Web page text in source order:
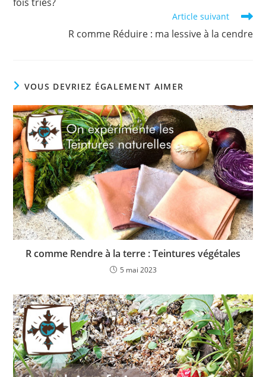
Article suivant
R comme Réduire : ma lessive à la cendre
VOUS DEVRIEZ ÉGALEMENT AIMER
R comme Rendre à la terre : Teintures végétales
5 mai 2023